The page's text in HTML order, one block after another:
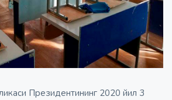
Президентининг 2020 йил 3